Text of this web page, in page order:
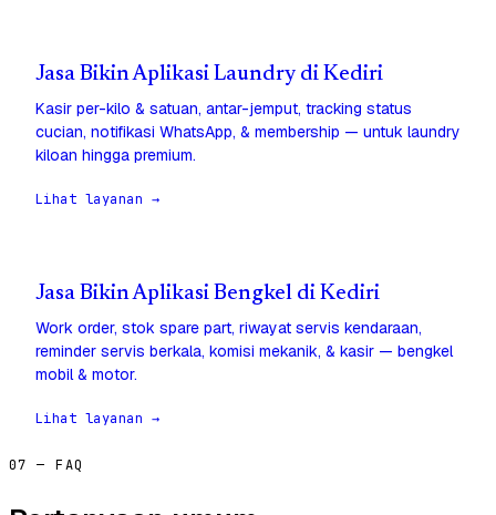
Jasa Bikin Aplikasi Laundry di Kediri
Kasir per-kilo & satuan, antar-jemput, tracking status
cucian, notifikasi WhatsApp, & membership — untuk laundry
kiloan hingga premium.
Lihat layanan →
Jasa Bikin Aplikasi Bengkel di Kediri
Work order, stok spare part, riwayat servis kendaraan,
reminder servis berkala, komisi mekanik, & kasir — bengkel
mobil & motor.
Lihat layanan →
07 — FAQ